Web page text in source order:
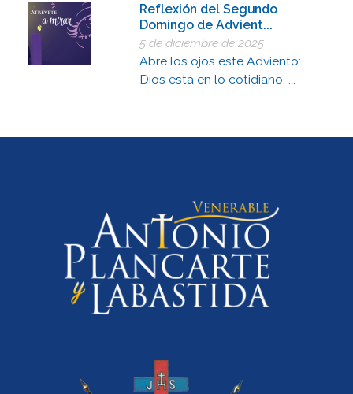
Reflexión del Segundo
Domingo de Advient...
5 de diciembre de 2025
Abre los ojos este Adviento:
Dios está en lo cotidiano, ...